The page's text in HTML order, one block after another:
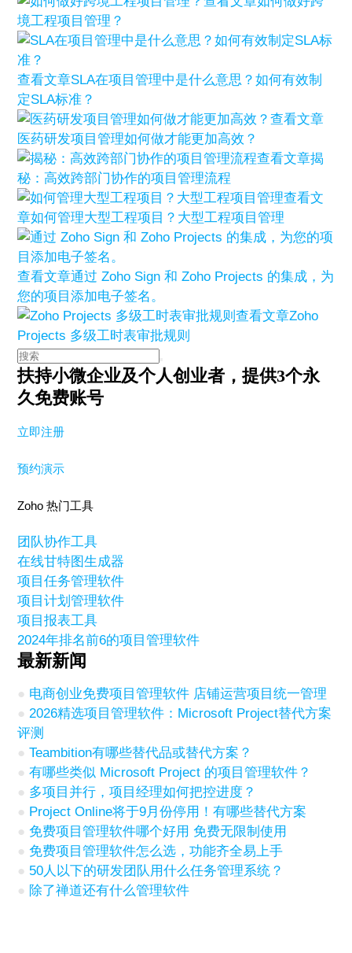
境工程项目管理？
查看文章SLA在项目管理中是什么意思？如何有效制
定SLA标准？
查看文章
医药研发项目管理如何做才能更加高效？
查看文章揭
秘：高效跨部门协作的项目管理流程
查看文
章如何管理大型工程项目？大型工程项目管理
查看文章通过 Zoho Sign 和 Zoho Projects 的集成，为
您的项目添加电子签名。
查看文章Zoho
Projects 多级工时表审批规则
扶持小微企业及个人创业者，提供3个永
久免费账号
立即注册
预约演示
Zoho 热门工具
团队协作工具
在线甘特图生成器
项目任务管理软件
项目计划管理软件
项目报表工具
2024年排名前6的项目管理软件
最新新闻
电商创业免费项目管理软件 店铺运营项目统一管理
2026精选项目管理软件：Microsoft Project替代方案
评测
Teambition有哪些替代品或替代方案？
有哪些类似 Microsoft Project 的项目管理软件？
多项目并行，项目经理如何把控进度？
Project Online将于9月份停用！有哪些替代方案
免费项目管理软件哪个好用 免费无限制使用
免费项目管理软件怎么选，功能齐全易上手
50人以下的研发团队用什么任务管理系统？
除了禅道还有什么管理软件